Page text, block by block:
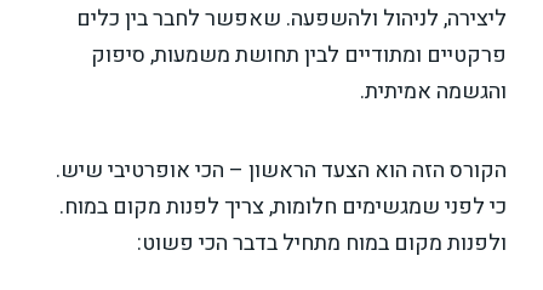
ליצירה, לניהול ולהשפעה. שאפשר לחבר בין כלים
פרקטיים ומתודיים לבין תחושת משמעות, סיפוק
והגשמה אמיתית.
הקורס הזה הוא הצעד הראשון – הכי אופרטיבי שיש.
כי לפני שמגשימים חלומות, צריך לפנות מקום במוח.
ולפנות מקום במוח מתחיל בדבר הכי פשוט: